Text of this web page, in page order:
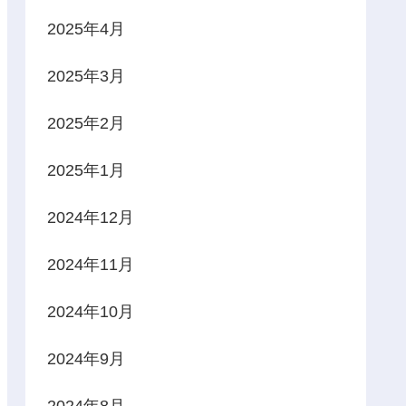
2025年4月
2025年3月
2025年2月
2025年1月
2024年12月
2024年11月
2024年10月
2024年9月